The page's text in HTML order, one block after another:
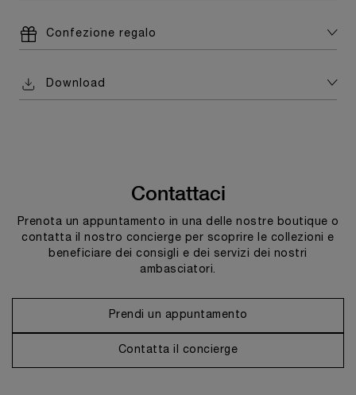
Confezione regalo
Download
Contattaci
Prenota un appuntamento in una delle nostre boutique o
contatta il nostro concierge per scoprire le collezioni e
beneficiare dei consigli e dei servizi dei nostri
ambasciatori.
Prendi un appuntamento
Contatta il concierge